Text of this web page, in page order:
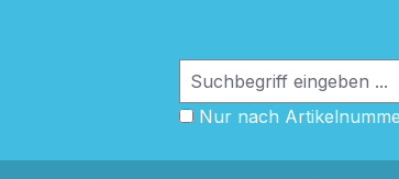
Nur nach